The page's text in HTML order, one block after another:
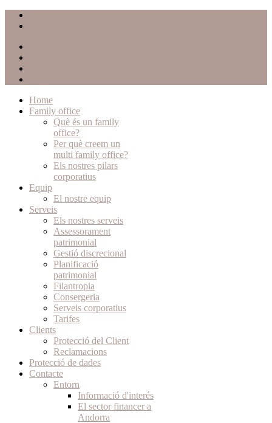
Home
Family office
Què és un family
office?
Per què creem un
multi family office?
Els nostres pilars
corporatius
Equip
El nostre equip
Serveis
Els nostres serveis
Assessorament
patrimonial
Gestió discrecional
Planificació
patrimonial
Filantropia
Consergeria
Serveis corporatius
Tarifes
Clients
Protecció del Client
Reclamacions
Protecció de dades
Contacte
Entorn
Informació d'interés
El sector financer a
Andorra